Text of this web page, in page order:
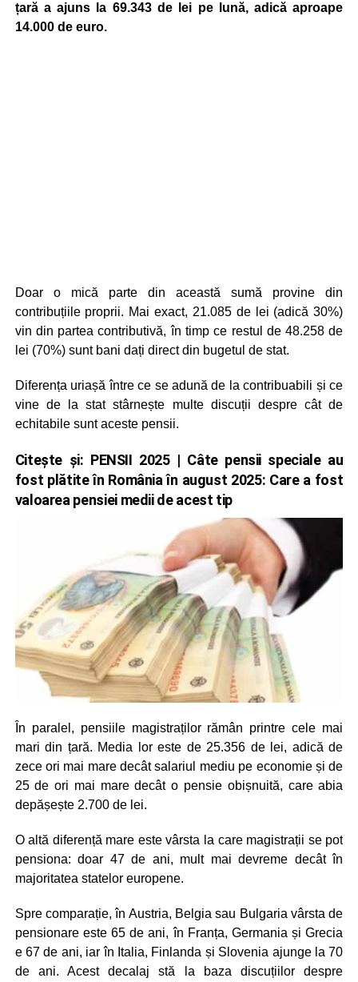
țară a ajuns la 69.343 de lei pe lună, adică aproape
14.000 de euro.
Doar o mică parte din această sumă provine din
contribuțiile proprii. Mai exact, 21.085 de lei (adică 30%)
vin din partea contributivă, în timp ce restul de 48.258 de
lei (70%) sunt bani dați direct din bugetul de stat.
Diferența uriașă între ce se adună de la contribuabili și ce
vine de la stat stârnește multe discuții despre cât de
echitabile sunt aceste pensii.
Citește și: PENSII 2025 | Câte pensii speciale au
fost plătite în România în august 2025: Care a fost
valoarea pensiei medii de acest tip
În paralel, pensiile magistraților rămân printre cele mai
mari din țară. Media lor este de 25.356 de lei, adică de
zece ori mai mare decât salariul mediu pe economie și de
25 de ori mai mare decât o pensie obișnuită, care abia
depășește 2.700 de lei.
O altă diferență mare este vârsta la care magistrații se pot
pensiona: doar 47 de ani, mult mai devreme decât în
majoritatea statelor europene.
Spre comparație, în Austria, Belgia sau Bulgaria vârsta de
pensionare este 65 de ani, în Franța, Germania și Grecia
e 67 de ani, iar în Italia, Finlanda și Slovenia ajunge la 70
de ani. Acest decalaj stă la baza discuțiilor despre